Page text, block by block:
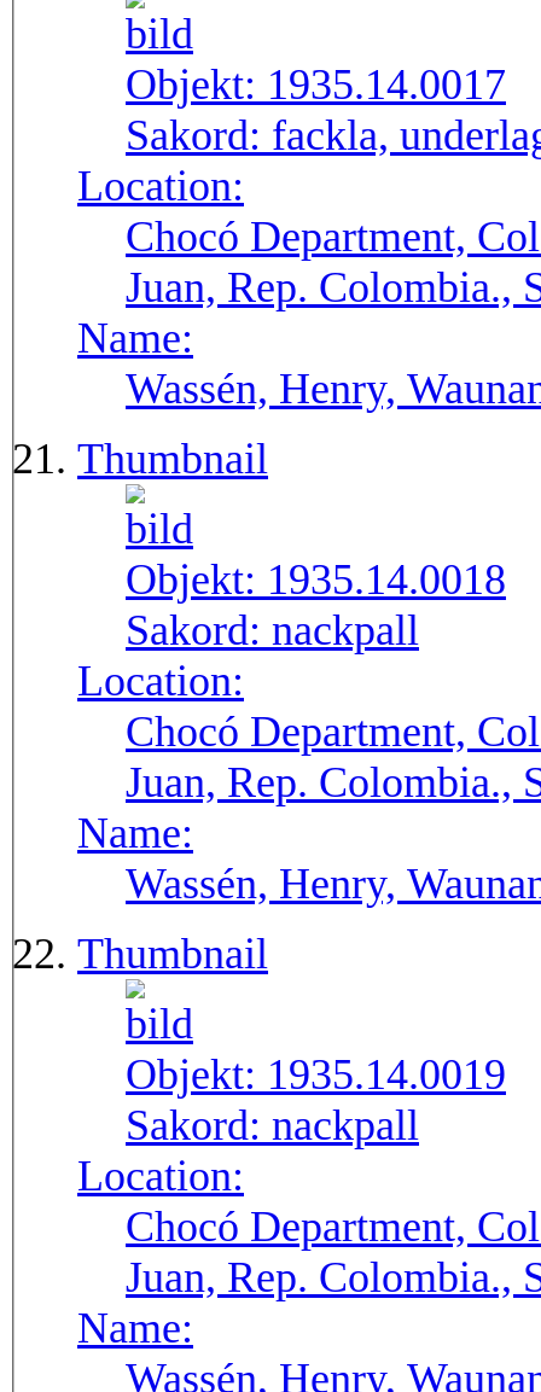
Objekt: 1935.14.0017
Sakord: fackla,
Location:
Chocó Department,
Juan, Rep. Colombia.,
Name:
Wassén, Henry,
Thumbnail
Objekt: 1935.14.0018
Sakord: nackpall
Location:
Chocó Department,
Juan, Rep. Colombia.,
Name:
Wassén, Henry,
Thumbnail
Objekt: 1935.14.0019
Sakord: nackpall
Location:
Chocó Department,
Juan, Rep. Colombia.,
Name:
Wassén, Henry,